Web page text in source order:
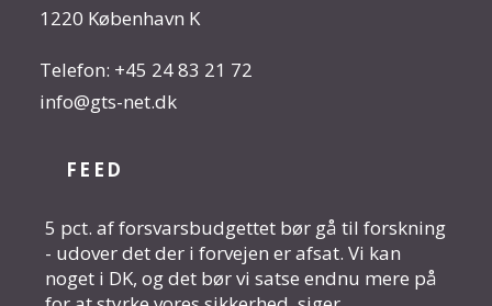
1220 København K
Telefon: +45 24 83 21 72
info@gts-net.dk
FEED
5 pct. af forsvarsbudgettet bør gå til forskning
- udover det der i forvejen er afsat. Vi kan
noget i DK, og det bør vi satse endnu mere på